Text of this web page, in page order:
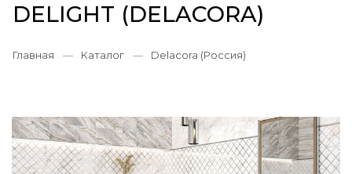
DELIGHT (DELACORA)
Главная — Каталог — Delacora (Россия)